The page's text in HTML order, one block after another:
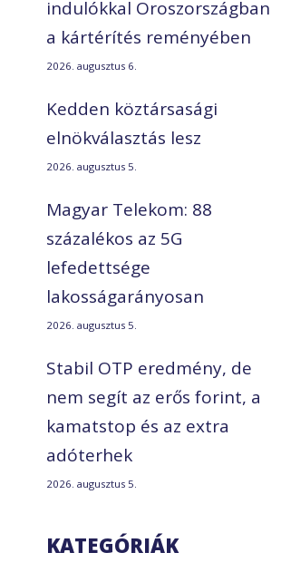
indulókkal Oroszországban
a kártérítés reményében
2026. augusztus 6.
Kedden köztársasági
elnökválasztás lesz
2026. augusztus 5.
Magyar Telekom: 88
százalékos az 5G
lefedettsége
lakosságarányosan
2026. augusztus 5.
Stabil OTP eredmény, de
nem segít az erős forint, a
kamatstop és az extra
adóterhek
2026. augusztus 5.
KATEGÓRIÁK